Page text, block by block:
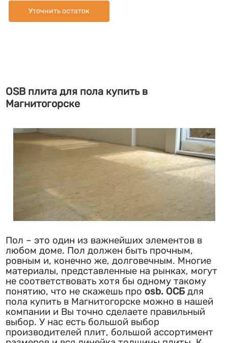
Уточнить остаток
OSB плита для пола купить в
Магнитогорске
Пол – это один из важнейших элементов в
любом доме. Пол должен быть прочным,
ровным и, конечно же, долговечным. Многие
материалы, представленные на рынках, могут
не соответствовать хотя бы одному такому
понятию, что не скажешь про osb. ОСБдля
пола купить в Магнитогорске можно в нашей
компании и Вы точно сделаете правильный
выбор. У нас есть большой выбор
производителей плит, большой ассортимент